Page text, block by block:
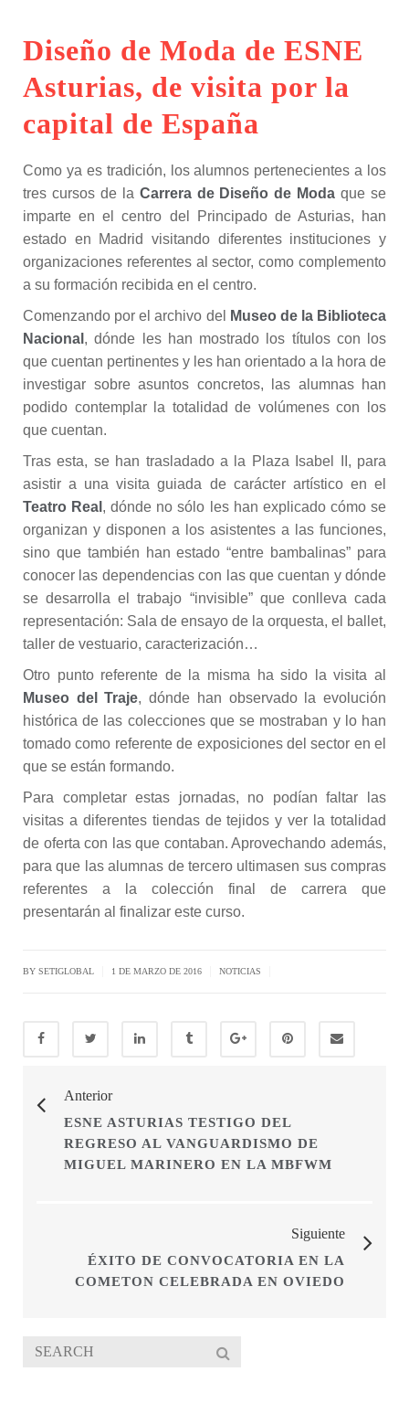
Diseño de Moda de ESNE
Asturias, de visita por la
capital de España
Como ya es tradición, los alumnos pertenecientes a los
tres cursos de la Carrera de Diseño de Moda que se
imparte en el centro del Principado de Asturias, han
estado en Madrid visitando diferentes instituciones y
organizaciones referentes al sector, como complemento
a su formación recibida en el centro.
Comenzando por el archivo del
Museo de la Biblioteca
Nacional , dónde les han mostrado los títulos con los
que cuentan pertinentes y les han orientado a la hora de
investigar sobre asuntos concretos, las alumnas han
podido contemplar la totalidad de volúmenes con los
que cuentan.
Tras esta, se han trasladado a la Plaza Isabel II, para
asistir a una visita guiada de carácter artístico en el
Teatro Real , dónde no sólo les han explicado cómo se
organizan y disponen a los asistentes a las funciones,
sino que también han estado “entre bambalinas” para
conocer las dependencias con las que cuentan y dónde
se desarrolla el trabajo “invisible” que conlleva cada
representación: Sala de ensayo de la orquesta, el ballet,
taller de vestuario, caracterización…
Otro punto referente de la misma ha sido la visita al
Museo del Traje, dónde han observado la evolución
histórica de las colecciones que se mostraban y lo han
tomado como referente de exposiciones del sector en el
que se están formando.
Para completar estas jornadas, no podían faltar las
visitas a diferentes tiendas de tejidos y ver la totalidad
de oferta con las que contaban. Aprovechando además,
para que las alumnas de tercero ultimasen sus compras
referentes a la colección final de carrera que
presentarán al finalizar este curso.
BY SETIGLOBAL 1 DE MARZO DE 2016 NOTICIAS
Anterior
ESNE ASTURIAS TESTIGO DEL
REGRESO AL VANGUARDISMO DE
MIGUEL MARINERO EN LA MBFWM
Siguiente
ÉXITO DE CONVOCATORIA EN LA
COMETON CELEBRADA EN OVIEDO